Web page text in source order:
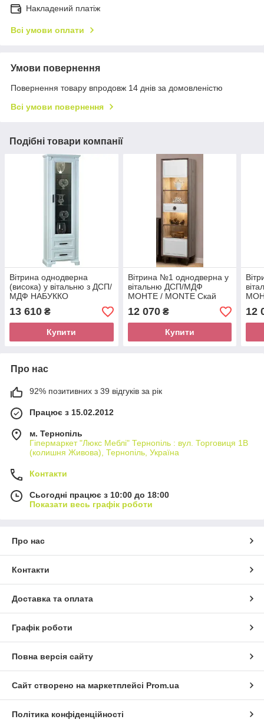
Накладений платіж
Всі умови оплати
Умови повернення
Повернення товару впродовж 14 днів за домовленістю
Всі умови повернення
Подібні товари компанії
Вітрина однодверна
(висока) у вітальню з ДСП/
МДФ НАБУККО
ЛАЙТ/NABUCCO LIGHT
білий Скай
13 610 ₴
Купити
Вітрина №1 однодверна у
вітальню ДСП/МДФ
МОНТЕ / MONTE Скай
мадагаскар / слонова
кістка
12 070₴
Купити
12
Про нас
92% позитивних з 39 відгуків за рік
Працює з 15.02.2012
м. Тернопіль
Гіпермаркет "Люкс Меблі" Тернопіль : вул. Торговиця 1В
(колишня Живова), Тернопіль, Україна
Контакти
Сьогодні працює з 10:00 до 18:00
Показати весь графік роботи
Про нас
Контакти
Доставка та оплата
Графік роботи
Повна версія сайту
Сайт створено на маркетплейсі Prom.ua
Політика конфіденційності